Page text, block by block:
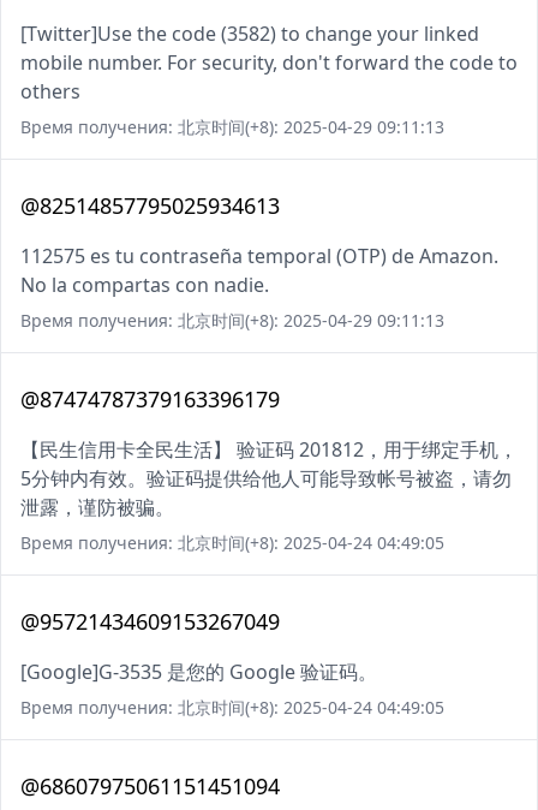
[Twitter]Use the code (3582) to change your linked
mobile number. For security, don't forward the code to
others
Время получения: 北京时间(+8): 2025-04-29 09:11:13
@82514857795025934613
112575 es tu contraseña temporal (OTP) de Amazon.
No la compartas con nadie.
Время получения: 北京时间(+8): 2025-04-29 09:11:13
@87474787379163396179
【民生信用卡全民生活】 验证码 201812，用于绑定手机，
5分钟内有效。验证码提供给他人可能导致帐号被盗，请勿
泄露，谨防被骗。
Время получения: 北京时间(+8): 2025-04-24 04:49:05
@95721434609153267049
[Google]G-3535 是您的 Google 验证码。
Время получения: 北京时间(+8): 2025-04-24 04:49:05
@68607975061151451094